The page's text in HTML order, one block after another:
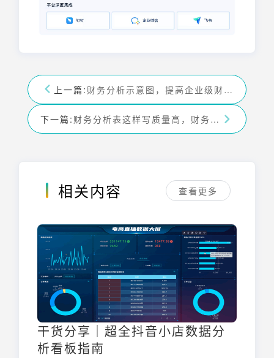
上一篇: 财务分析示意图，提高企业级财务数据分析效率
下一篇: 财务分析表这样写质量高，财务人员必看
相关内容 查看更多
干货分享｜超全抖音小店数据分
析看板指南